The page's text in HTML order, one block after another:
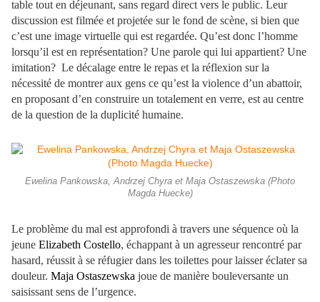
table tout en déjeunant, sans regard direct vers le public. Leur
discussion est filmée et projetée sur le fond de scène, si bien que
c’est une image virtuelle qui est regardée. Qu’est donc l’homme
lorsqu’il est en représentation? Une parole qui lui appartient? Une
imitation? Le décalage entre le repas et la réflexion sur la
nécessité de montrer aux gens ce qu’est la violence d’un abattoir,
en proposant d’en construire un totalement en verre, est au centre
de la question de la duplicité humaine.
Ewelina Pankowska, Andrzej Chyra et Maja Ostaszewska (Photo
Magda Huecke)
Le problème du mal est approfondi à travers une séquence où la
jeune Elizabeth Costello, échappant à un agresseur rencontré par
hasard, réussit à se réfugier dans les toilettes pour laisser éclater sa
douleur. Maja Ostaszewska joue de manière bouleversante un
saisissant sens de l’urgence.